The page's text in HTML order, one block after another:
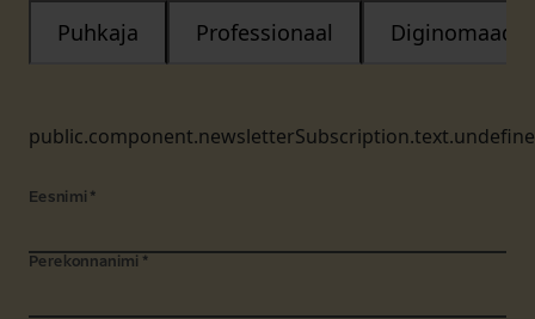
Puhkaja Professionaal Diginomaad
Eesnimi *
Perekonnanimi *